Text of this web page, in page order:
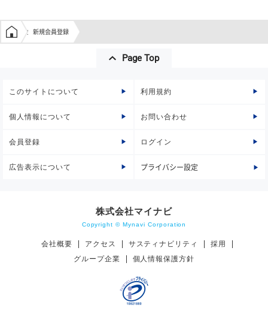
学生の窓口トップ
新規会員登録
Page Top
このサイトについて 利用規約
個人情報について お問い合わせ
会員登録 ログイン
広告表示について プライバシー設定
株式会社マイナビ
Copyright © Mynavi Corporation
会社概要 アクセス サスティナビリティ
採用
グループ企業
個人情報保護方針